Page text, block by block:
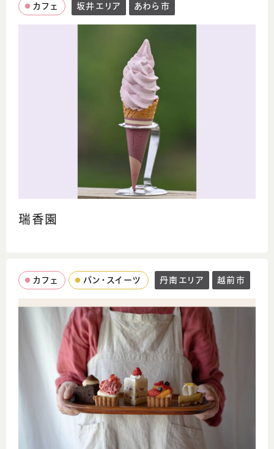
カフェ 坂井エリア あわら市
瑞香園
カフェ パン・スイーツ 丹南エリア 越前市